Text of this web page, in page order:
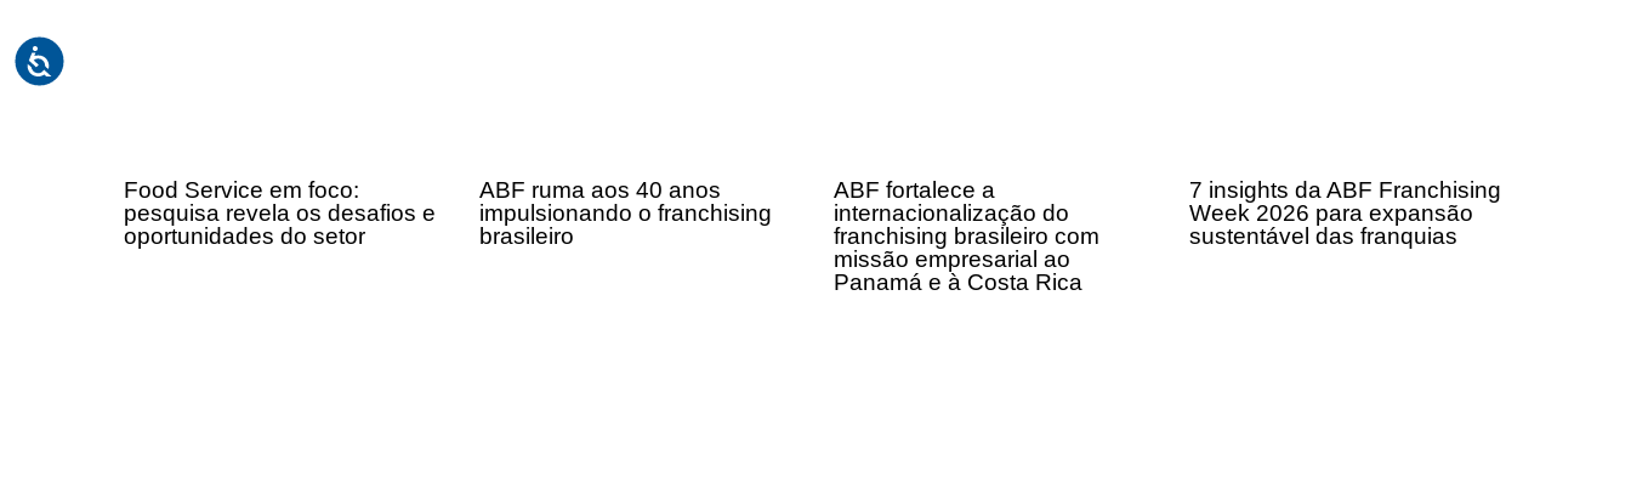
Food Service em foco:
pesquisa revela os desafios e
oportunidades do setor
ABF ruma aos 40 anos
impulsionando o franchising
brasileiro
ABF fortalece a
internacionalização do
franchising brasileiro com
missão empresarial ao
Panamá e à Costa Rica
7 insights da ABF Franchising
Week 2026 para expansão
sustentável das franquias